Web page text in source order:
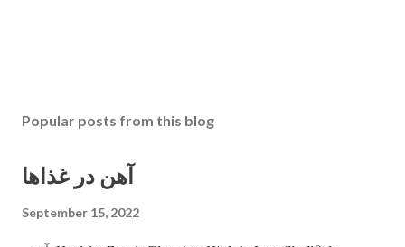
Popular posts from this blog
آهن در غذاها
September 15, 2022